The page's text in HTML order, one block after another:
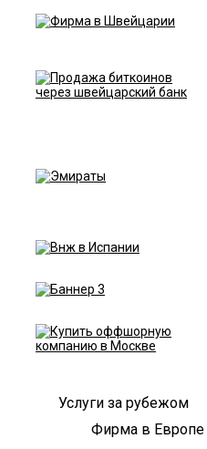
Услуги за рубежом
Фирма в Европе